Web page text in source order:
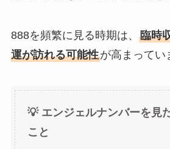
888を頻繁に見る時期は、 臨時
運が訪れる可能性が高まってい
💡 エンジェルナンバーを見
こと